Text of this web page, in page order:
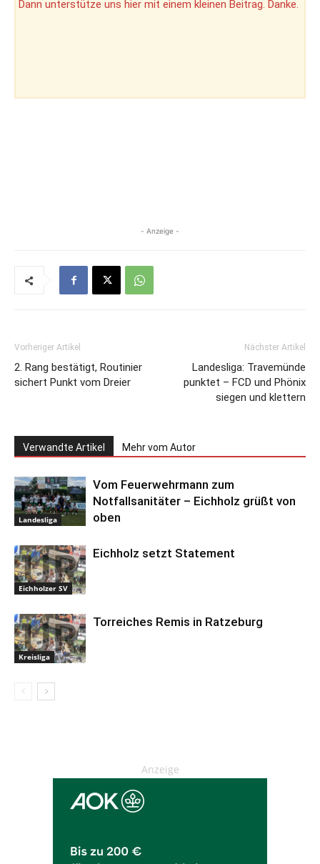
Dann unterstütze uns hier mit einem kleinen Beitrag. Danke.
- Anzeige -
Vorheriger Artikel
2. Rang bestätigt, Routinier
sichert Punkt vom Dreier
Nächster Artikel
Landesliga: Travemünde
punktet – FCD und Phönix
siegen und klettern
Verwandte Artikel Mehr vom Autor
Landesliga
Vom Feuerwehrmann zum
Notfallsanitäter – Eichholz grüßt von
oben
Eichholzer SV
Eichholz setzt Statement
Kreisliga
Torreiches Remis in Ratzeburg
Anzeige